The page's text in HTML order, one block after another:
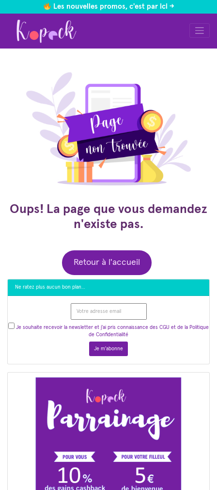
Les nouvelles promos, c'est par ici ->
Oups! La page que vous demandez
n'existe pas.
Retour à l'accueil
Ne ratez plus aucun bon plan…
Je souhaite recevoir la newsletter et j'ai pris connaissance des CGU et de la Politique
de Confidentialité